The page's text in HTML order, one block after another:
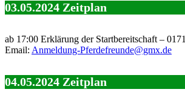
03.05.2024 Zeitplan
ab 17:00 Erklärung der Startbereitschaft –
Email: Anmeldung-Pferdefreunde@gmx.de
04.05.2024 Zeitplan